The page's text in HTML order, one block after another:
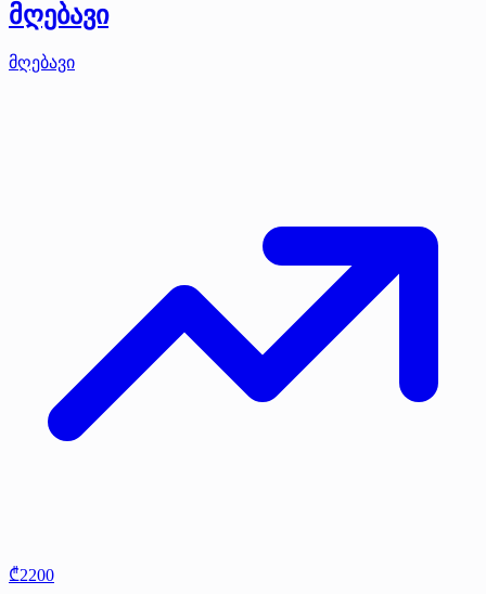
მღებავი
მღებავი
₾2200